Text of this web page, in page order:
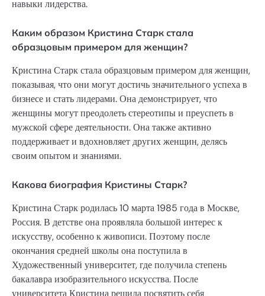
навыки лидерства.
Каким образом Кристина Старк стала
образцовым примером для женщин?
Кристина Старк стала образцовым примером для женщин,
показывая, что они могут достичь значительного успеха в
бизнесе и стать лидерами. Она демонстрирует, что
женщины могут преодолеть стереотипы и преуспеть в
мужской сфере деятельности. Она также активно
поддерживает и вдохновляет других женщин, делясь
своим опытом и знаниями.
Какова биография Кристины Старк?
Кристина Старк родилась 10 марта 1985 года в Москве,
Россия. В детстве она проявляла большой интерес к
искусству, особенно к живописи. Поэтому после
окончания средней школы она поступила в
Художественный университет, где получила степень
бакалавра изобразительного искусства. После